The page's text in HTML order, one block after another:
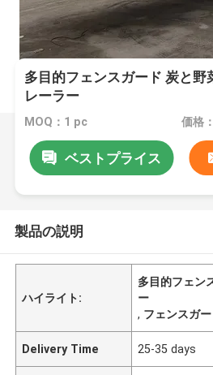
多目的フェンスガード 炭と野
レーラー
MOQ：1 pc 価格
ベストプライス
製品の説明
ハイライト:
多目的フェン
ー
, フェンスガ
Delivery Time 25-35 days